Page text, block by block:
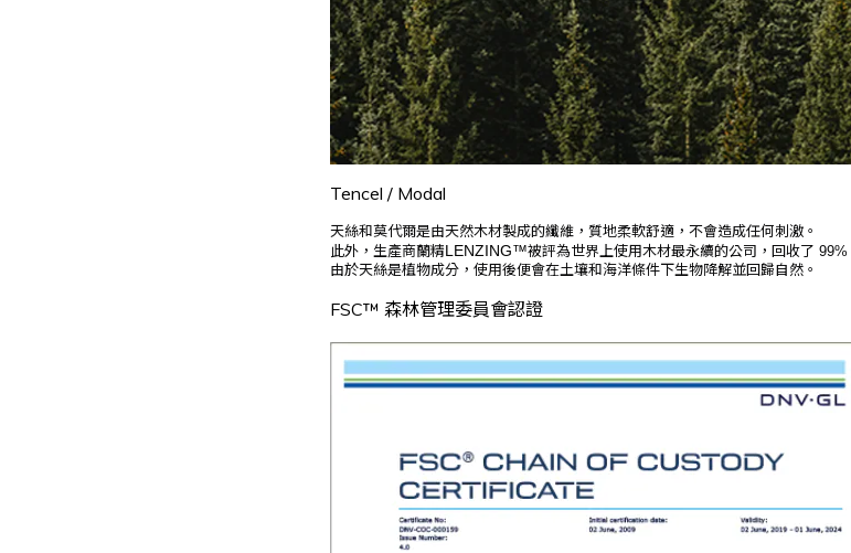
Tencel / Modal
天絲和莫代爾是由天然木材製成的纖維，質地柔軟舒適，不會造成任何刺激。
此外，生產商蘭精LENZING™被評為世界上使用木材最永續的公司， 回收了 99%
由於天絲是植物成分，使用後便會在土壤和海洋條件下生物降解並回歸自然。
FSC™ 森林管理委員會認證